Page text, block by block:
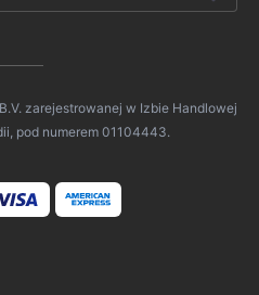
zarejestrowanej w Izbie Handlowej
pod numerem 01104443.